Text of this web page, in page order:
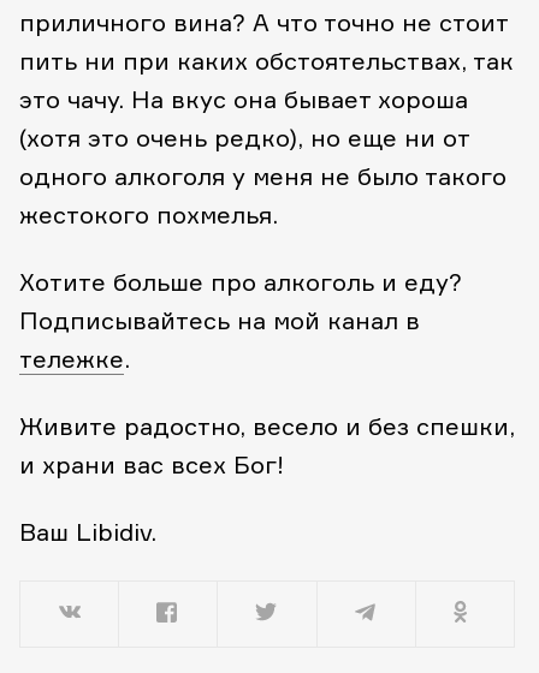
приличного вина? А что точно не стоит
пить ни при каких обстоятельствах, так
это чачу. На вкус она бывает хороша
(хотя это очень редко), но еще ни от
одного алкоголя у меня не было такого
жестокого похмелья.
Хотите больше про алкоголь и еду?
Подписывайтесь на мой канал в
тележке.
Живите радостно, весело и без спешки,
и храни вас всех Бог!
Ваш Libidiv.